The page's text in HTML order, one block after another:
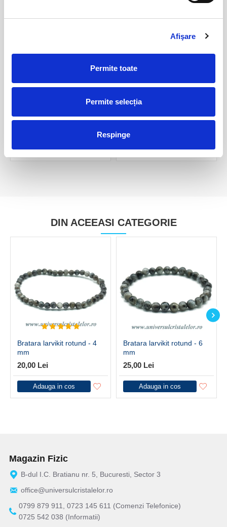
Afişare
Permite toate
Permite selecția
Respinge
Larvikit - polisat m6
40,00 Lei
Larvikit - piatra rulata unicat
m7
DIN ACEEASI CATEGORIE
Bratara larvikit rotund - 4
mm
20,00 Lei
Adauga in cos
Bratara larvikit rotund - 6
mm
25,00 Lei
Adauga in cos
Magazin Fizic
B-dul I.C. Bratianu nr. 5, Bucuresti, Sector 3
office@universulcristalelor.ro
0799 879 911, 0723 145 611 (Comenzi Telefonice)
0725 542 038 (Informatii)